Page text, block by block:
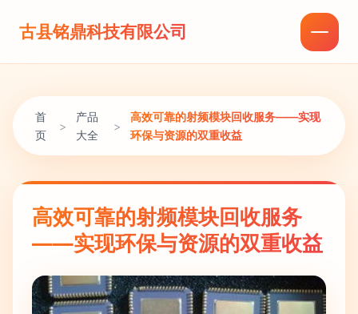
古县铭鼎科技有限公司
首
页
>
产品
大全
>
高效可靠的射频模块回收服务——实现
环保与资源的双重收益
高效可靠的射频模块回收服务
——实现环保与资源的双重收益